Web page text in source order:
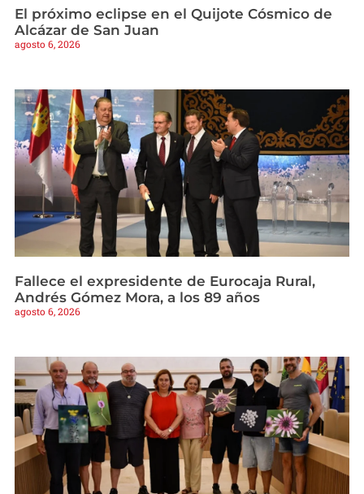
El próximo eclipse en el Quijote Cósmico de
Alcázar de San Juan
agosto 6, 2026
Fallece el expresidente de Eurocaja Rural,
Andrés Gómez Mora, a los 89 años
agosto 6, 2026